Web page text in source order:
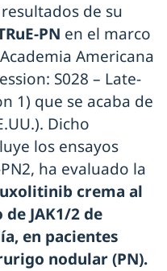
de su
PN en el marco
Americana
S028 – Late-
1) que se acaba de
Dicho
los ensayos
ha evaluado la
crema al
JAK1/2 de
en pacientes
nodular (PN).